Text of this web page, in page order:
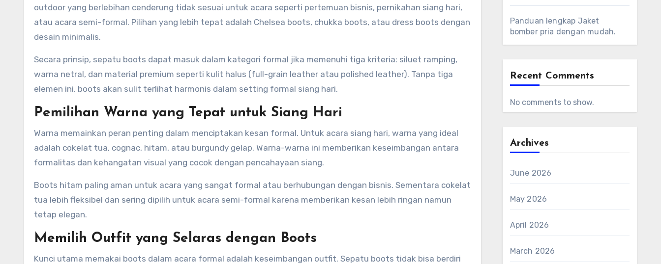
outdoor yang berlebihan cenderung tidak sesuai untuk acara seperti pertemuan bisnis, pernikahan siang hari,
atau acara semi-formal. Pilihan yang lebih tepat adalah Chelsea boots, chukka boots, atau dress boots dengan
desain minimalis.
Secara prinsip, sepatu boots dapat masuk dalam kategori formal jika memenuhi tiga kriteria: siluet ramping,
warna netral, dan material premium seperti kulit halus (full-grain leather atau polished leather). Tanpa tiga
elemen ini, boots akan sulit terlihat harmonis dalam setting formal siang hari.
Pemilihan Warna yang Tepat untuk Siang Hari
Warna memainkan peran penting dalam menciptakan kesan formal. Untuk acara siang hari, warna yang ideal
adalah cokelat tua, cognac, hitam, atau burgundy gelap. Warna-warna ini memberikan keseimbangan antara
formalitas dan kehangatan visual yang cocok dengan pencahayaan siang.
Boots hitam paling aman untuk acara yang sangat formal atau berhubungan dengan bisnis. Sementara cokelat
tua lebih fleksibel dan sering dipilih untuk acara semi-formal karena memberikan kesan lebih ringan namun
tetap elegan.
Memilih Outfit yang Selaras dengan Boots
Kunci utama memakai boots dalam acara formal adalah keseimbangan outfit. Sepatu boots tidak bisa berdiri
Panduan lengkap Jaket
bomber pria dengan mudah.
Recent Comments
No comments to show.
Archives
June 2026
May 2026
April 2026
March 2026